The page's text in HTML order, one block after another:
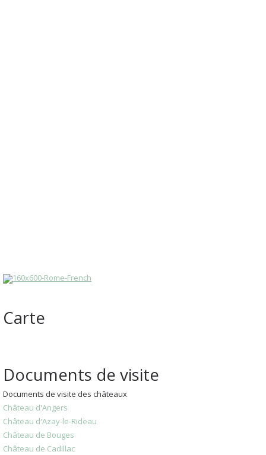
Carte
Documents de visite
Documents de visite des châteaux
Château d'Angers
Château d'Azay-le-Rideau
Château de Bouges
Château de Cadillac